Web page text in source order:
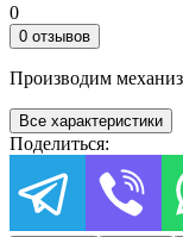
0
0 отзывов
Производим
Все характеристики
Поделиться: